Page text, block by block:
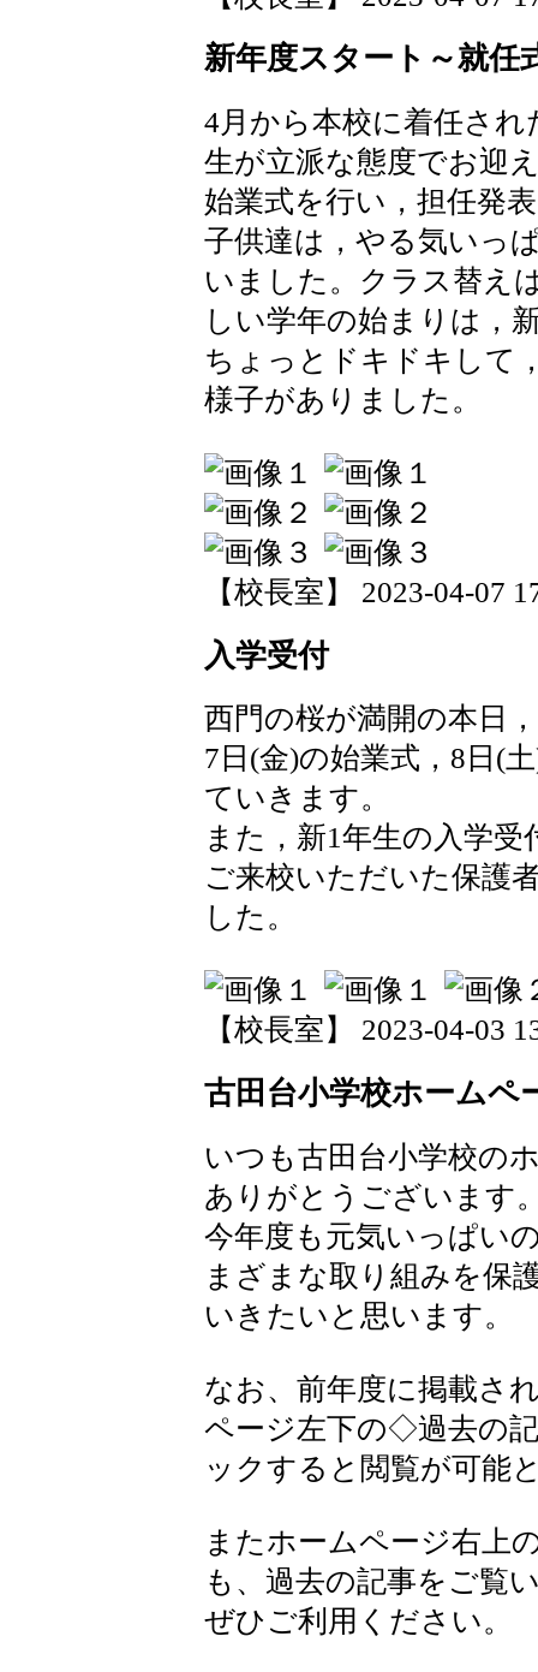
新年度スタート～就任
4月から本校に着任さ
生が立派な態度でお迎
始業式を行い，担任発
子供達は，やる気いっ
いました。クラス替え
しい学年の始まりは，
ちょっとドキドキして
様子がありました。
【校長室】 2023-04-07
入学受付
西門の桜が満開の本日
7日(金)の始業式，8日(
ていきます。
また，新1年生の入学
ご来校いただいた保護
した。
【校長室】 2023-04-03
古田台小学校ホームペ
いつも古田台小学校の
ありがとうございます
今年度も元気いっぱい
まざまな取り組みを保
いきたいと思います。
なお、前年度に掲載さ
ページ左下の◇過去の
ックすると閲覧が可能
またホームページ右上
も、過去の記事をご覧
ぜひご利用ください。